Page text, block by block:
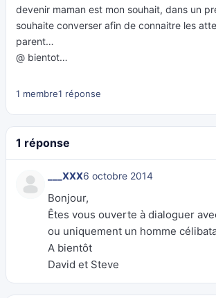
devenir maman est mon souhait, dans un
souhaite converser afin de connaitre les
parent…
@ bientot…
1 membre1 réponse
1 réponse
___XXX6 octobre 2014
Bonjour,
Êtes vous ouverte à dialoguer
ou uniquement un homme
A bientôt
David et Steve